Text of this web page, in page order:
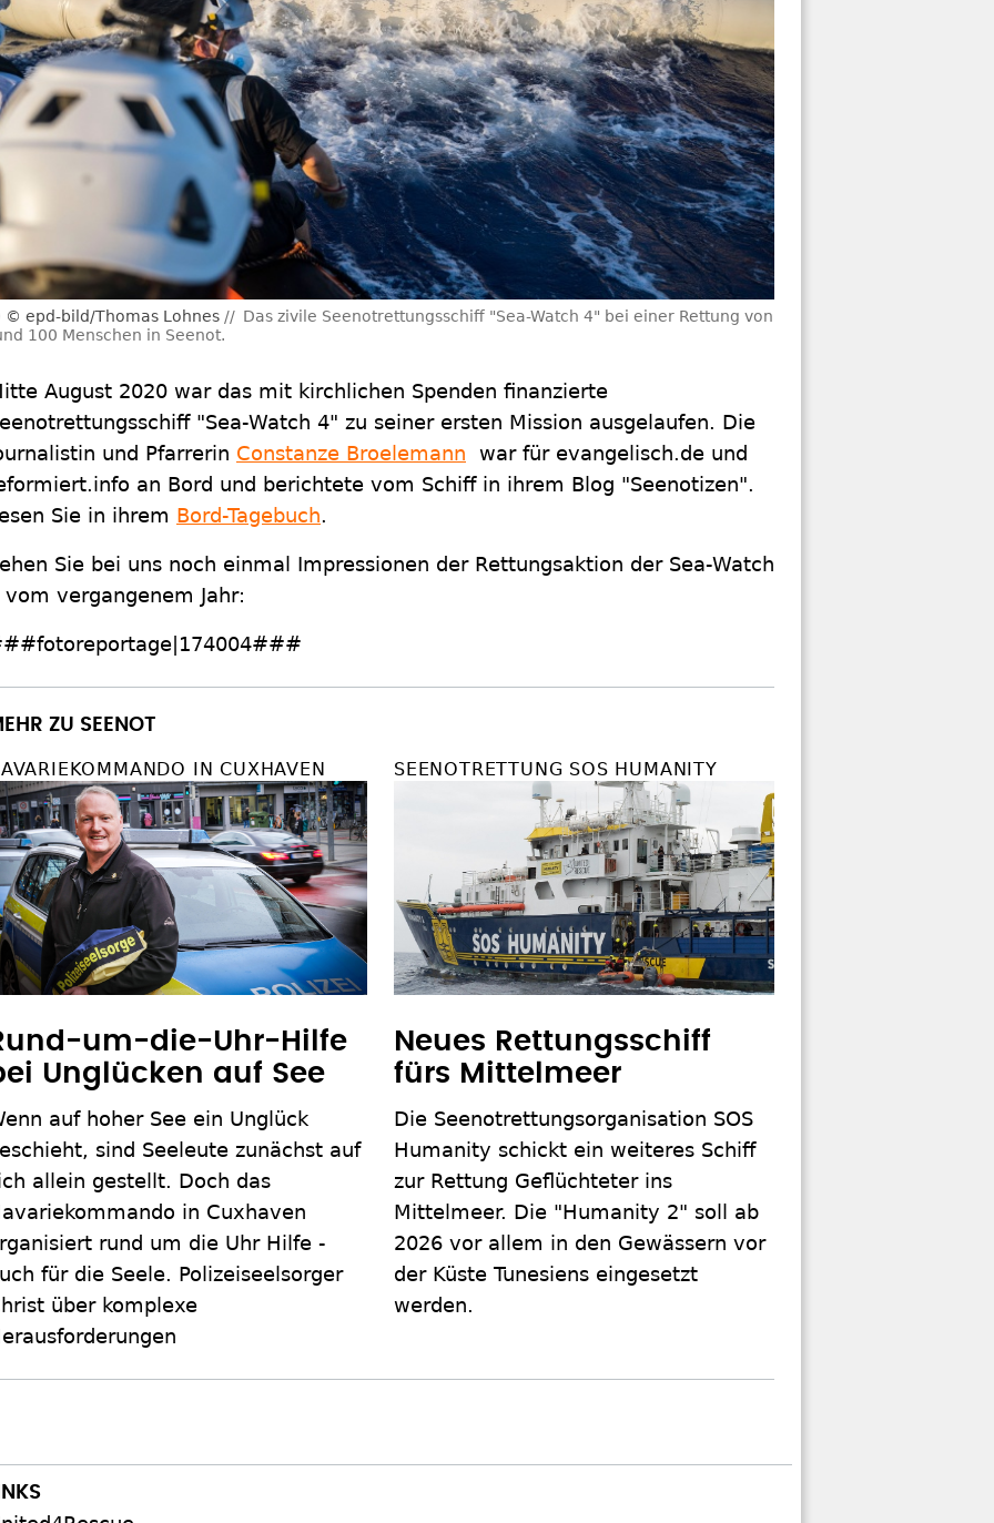
© epd-bild/Thomas Lohnes
Das zivile Seenotrettungsschiff "Sea-Watch 4" bei einer Rettung von
100 Menschen in Seenot.
August 2020 war das mit kirchlichen Spenden finanzierte
"Sea-Watch 4" zu seiner ersten Mission ausgelaufen. Die
und Pfarrerin Constanze Broelemann war für evangelisch.de und
an Bord und berichtete vom Schiff in ihrem Blog "Seenotizen".
Sie in ihrem Bord-Tagebuch.
Sie bei uns noch einmal Impressionen der Rettungsaktion der Sea-Watch
vom vergangenem Jahr:
ZU SEENOT
IN CUXHAVEN
um-die-Uhr-Hilfe
Unglücken auf See
auf hoher See ein Unglück
sind Seeleute zunächst auf
allein gestellt. Doch das
in Cuxhaven
rund um die Uhr Hilfe -
für die Seele. Polizeiseelsorger
über komplexe
SEENOTRETTUNG SOS HUMANITY
Neues Rettungsschiff
fürs Mittelmeer
Die Seenotrettungsorganisation SOS
Humanity schickt ein weiteres Schiff
zur Rettung Geflüchteter ins
Mittelmeer. Die "Humanity 2" soll ab
2026 vor allem in den Gewässern vor
der Küste Tunesiens eingesetzt
werden.